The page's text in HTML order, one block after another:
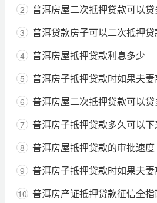
2
普洱房屋二次抵押贷款可以贷
3
普洱贷款房子可以二次抵押贷
4
普洱房屋抵押贷款利息多少
5
普洱房子抵押贷款时如果夫
6
普洱房屋二次抵押贷款可以贷
7
普洱房子抵押贷款多久可以
8
普洱房屋抵押贷款的审批速度
9
普洱房子抵押贷款时如果夫
10 普洱房产证抵押贷款征信全指